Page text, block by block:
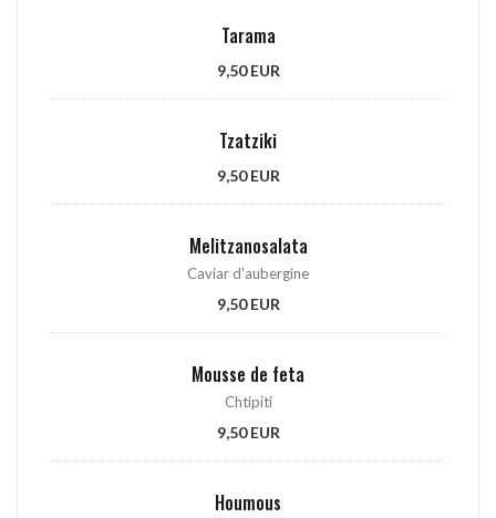
Tarama
9,50 EUR
Tzatziki
9,50 EUR
Melitzanosalata
Caviar d'aubergine
9,50 EUR
Mousse de feta
Chtipiti
9,50 EUR
Houmous